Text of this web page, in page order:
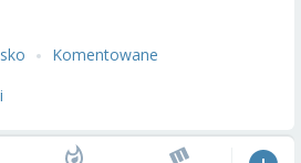
Komentowane